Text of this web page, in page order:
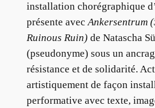
installation chorégraphique
présente avec Ankersentrum
Ruinous Ruin)de Natascha
(pseudonyme) sous un
résistance et de solidarité.
artistiquement de façon
performative avec texte,